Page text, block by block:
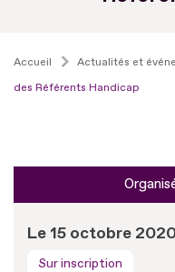
Accueil Actualités et
des Référents Handicap
Le 15 octobre
Sur inscription